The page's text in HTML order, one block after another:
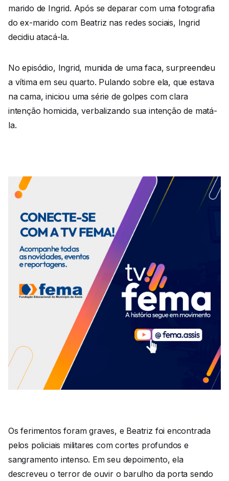
marido de Ingrid. Após se deparar com uma fotografia
do ex-marido com Beatriz nas redes sociais, Ingrid
decidiu atacá-la.
No episódio, Ingrid, munida de uma faca, surpreendeu
a vítima em seu quarto. Pulando sobre ela, que estava
na cama, iniciou uma série de golpes com clara
intenção homicida, verbalizando sua intenção de matá-
la.
Os ferimentos foram graves, e Beatriz foi encontrada
pelos policiais militares com cortes profundos e
sangramento intenso. Em seu depoimento, ela
descreveu o terror de ouvir o barulho da porta sendo